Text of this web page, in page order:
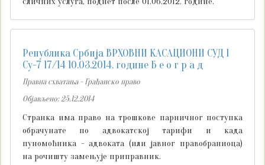
Република Србија ВРХОВНИ КАСАЦИОНИ СУД I
Су-7 17/14 10.03.2014. године Б е о г р а д
Правна схватања - Грађанско право
Објављено: 25.12.2014
Странка има право на трошкове парничног поступка
обрачунате по адвокатској тарифи и када
пуномоћника - адвоката (или јавног правобраниоца)
на рочишту замењује приправник.